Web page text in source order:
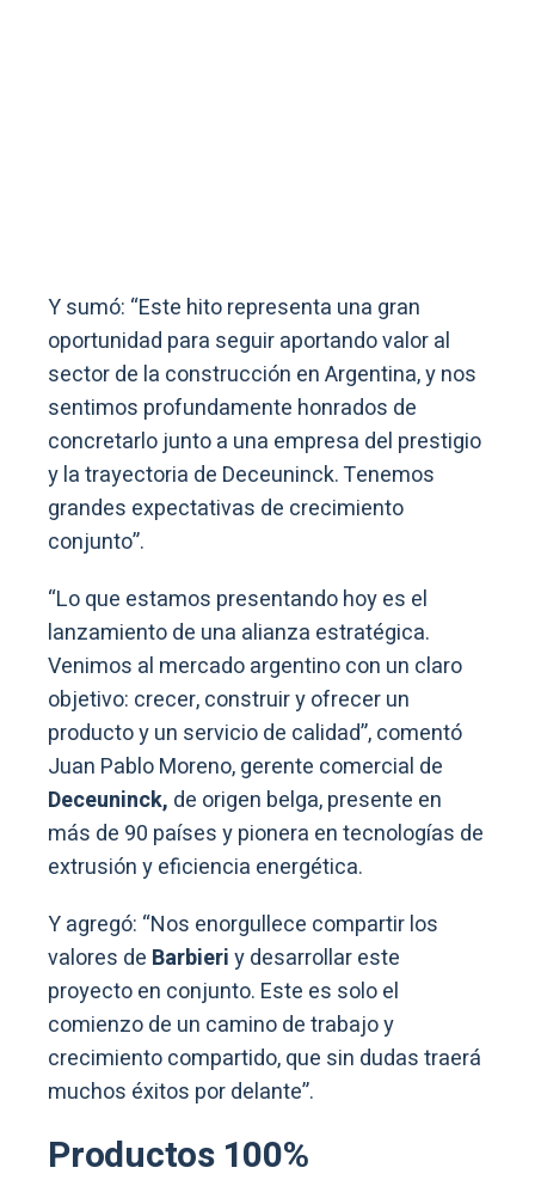
Y sumó: “Este hito representa una gran
oportunidad para seguir aportando valor al
sector de la construcción en Argentina, y nos
sentimos profundamente honrados de
concretarlo junto a una empresa del prestigio
y la trayectoria de Deceuninck. Tenemos
grandes expectativas de crecimiento
conjunto”.
“Lo que estamos presentando hoy es el
lanzamiento de una alianza estratégica.
Venimos al mercado argentino con un claro
objetivo: crecer, construir y ofrecer un
producto y un servicio de calidad”, comentó
Juan Pablo Moreno, gerente comercial de
Deceuninck, de origen belga, presente en
más de 90 países y pionera en tecnologías de
extrusión y eficiencia energética.
Y agregó: “Nos enorgullece compartir los
valores de Barbieriy desarrollar este
proyecto en conjunto. Este es solo el
comienzo de un camino de trabajo y
crecimiento compartido, que sin dudas traerá
muchos éxitos por delante”.
Productos 100%